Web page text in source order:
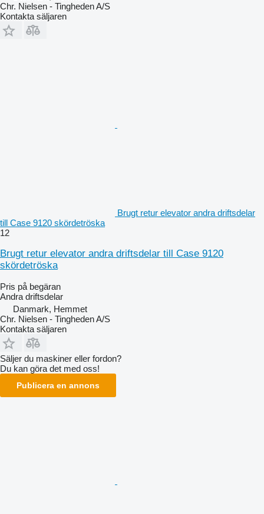
Chr. Nielsen - Tingheden A/S
Kontakta säljaren
Brugt retur elevator andra driftsdelar
till Case 9120 skördetröska
12
Brugt retur elevator andra driftsdelar till Case 9120
skördetröska
Pris på begäran
Andra driftsdelar
Danmark, Hemmet
Chr. Nielsen - Tingheden A/S
Kontakta säljaren
Säljer du maskiner eller fordon?
Du kan göra det med oss!
Publicera en annons